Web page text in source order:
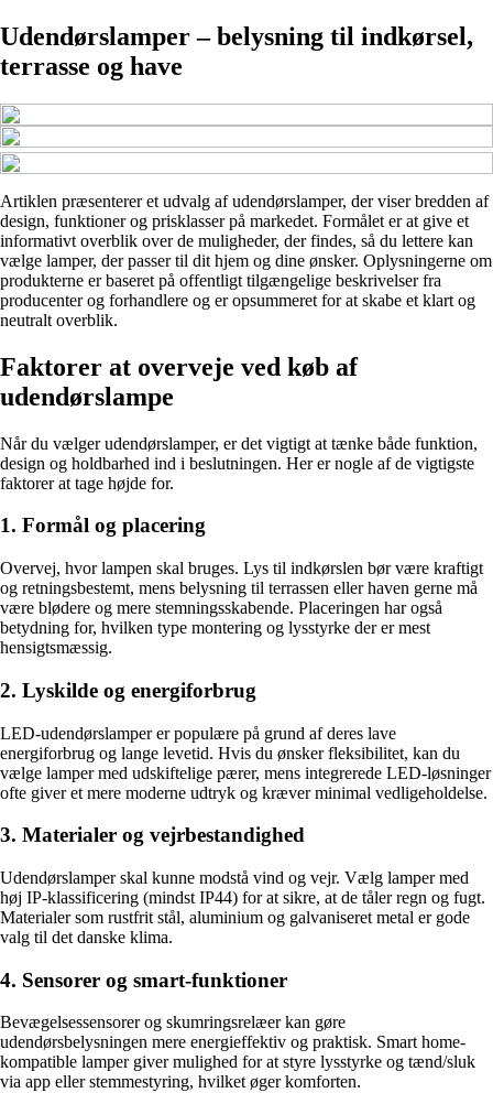
Udendørslamper – belysning til indkørsel,
terrasse og have
Artiklen præsenterer et udvalg af udendørslamper, der viser bredden af
design, funktioner og prisklasser på markedet. Formålet er at give et
informativt overblik over de muligheder, der findes, så du lettere kan
vælge lamper, der passer til dit hjem og dine ønsker. Oplysningerne om
produkterne er baseret på offentligt tilgængelige beskrivelser fra
producenter og forhandlere og er opsummeret for at skabe et klart og
neutralt overblik.
Faktorer at overveje ved køb af
udendørslampe
Når du vælger udendørslamper, er det vigtigt at tænke både funktion,
design og holdbarhed ind i beslutningen. Her er nogle af de vigtigste
faktorer at tage højde for.
1. Formål og placering
Overvej, hvor lampen skal bruges. Lys til indkørslen bør være kraftigt
og retningsbestemt, mens belysning til terrassen eller haven gerne må
være blødere og mere stemningsskabende. Placeringen har også
betydning for, hvilken type montering og lysstyrke der er mest
hensigtsmæssig.
2. Lyskilde og energiforbrug
LED-udendørslamper er populære på grund af deres lave
energiforbrug og lange levetid. Hvis du ønsker fleksibilitet, kan du
vælge lamper med udskiftelige pærer, mens integrerede LED-løsninger
ofte giver et mere moderne udtryk og kræver minimal vedligeholdelse.
3. Materialer og vejrbestandighed
Udendørslamper skal kunne modstå vind og vejr. Vælg lamper med
høj IP-klassificering (mindst IP44) for at sikre, at de tåler regn og fugt.
Materialer som rustfrit stål, aluminium og galvaniseret metal er gode
valg til det danske klima.
4. Sensorer og smart-funktioner
Bevægelsessensorer og skumringsrelæer kan gøre
udendørsbelysningen mere energieffektiv og praktisk. Smart home-
kompatible lamper giver mulighed for at styre lysstyrke og tænd/sluk
via app eller stemmestyring, hvilket øger komforten.